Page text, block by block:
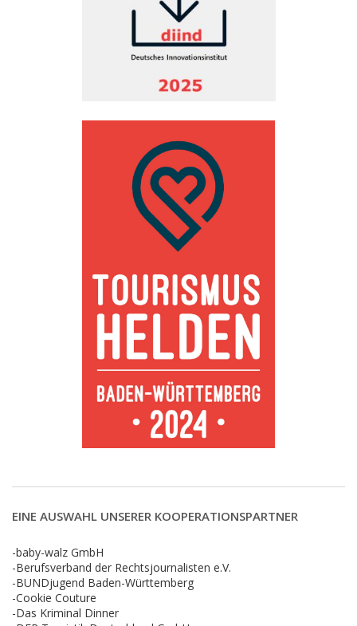
EINE AUSWAHL UNSERER KOOPERATIONSPARTNER
-baby-walz GmbH
-Berufsverband der Rechtsjournalisten e.V.
-BUNDjugend Baden-Württemberg
-Cookie Couture
-Das Kriminal Dinner